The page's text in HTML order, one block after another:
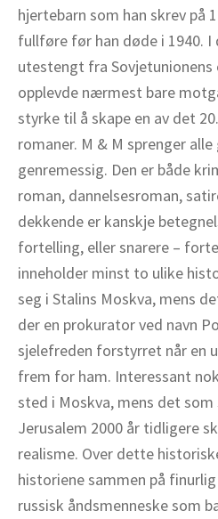
hjertebarn som han skrev på
fullføre før han døde i 1940. I
utestengt fra
opplevde nærmest bare
styrke til å skape en av det
romaner. M & M sprenger
genremessig. Den er både
roman, dannelsesroman,
dekkende er kanskje
fortelling, eller snarere –
inneholder minst to ulike
seg i Stalins Moskva, mens
der en prokurator ved navn
sjelefreden forstyrret når en
frem for ham. Interessant
sted i Moskva, mens det
Jerusalem 2000 år tidligere
realisme. Over dette
historiene sammen på
russisk åndsmenneske som